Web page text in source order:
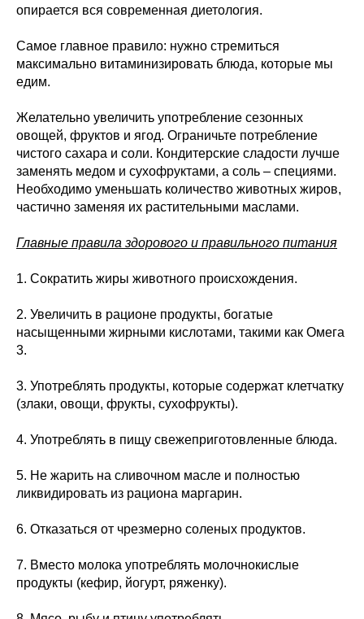
опирается вся современная диетология.
Самое главное правило: нужно стремиться
максимально витаминизировать блюда, которые мы
едим.
Желательно увеличить употребление сезонных
овощей, фруктов и ягод. Ограничьте потребление
чистого сахара и соли. Кондитерские сладости лучше
заменять медом и сухофруктами, а соль – специями.
Необходимо уменьшать количество животных жиров,
частично заменяя их растительными маслами.
Главные правила здорового и правильного питания
1. Сократить жиры животного происхождения.
2. Увеличить в рационе продукты, богатые
насыщенными жирными кислотами, такими как Омега
3.
3. Употреблять продукты, которые содержат клетчатку
(злаки, овощи, фрукты, сухофрукты).
4. Употреблять в пищу свежеприготовленные блюда.
5. Не жарить на сливочном масле и полностью
ликвидировать из рациона маргарин.
6. Отказаться от чрезмерно соленых продуктов.
7. Вместо молока употреблять молочнокислые
продукты (кефир, йогурт, ряженку).